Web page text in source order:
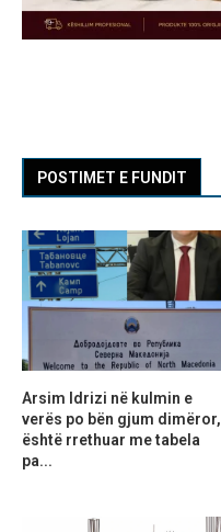
POSTIMET E FUNDIT
Arsim Idrizi në kulmin e
verës po bën gjum dimëror,
është rrethuar me tabela
pa...